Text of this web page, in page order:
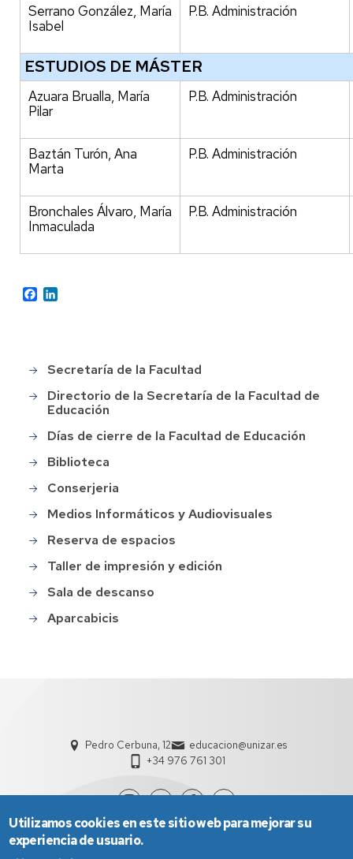
Serrano González, María
Isabel
P.B. Administración
ESTUDIOS DE MÁSTER
Azuara Brualla, María
Pilar
P.B. Administración
Baztán Turón, Ana
Marta
P.B. Administración
Bronchales Álvaro, María
Inmaculada
P.B. Administración
Facebook
Main
menu
Secretaría de la Facultad
Directorio de la Secretaría de la Facultad de
Educación
Días de cierre de la Facultad de Educación
Biblioteca
Conserjeria
Medios Informáticos y Audiovisuales
Reserva de espacios
Taller de impresión y edición
Sala de descanso
Aparcabicis
Pedro Cerbuna, 12
educacion@unizar.es
+34 976 761 301
Utilizamos cookies en este sitio web para mejorar su
experiencia de usuario.